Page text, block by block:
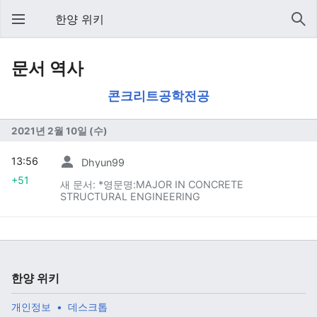
한양 위키
문서 역사
콘크리트공학전공
2021년 2월 10일 (수)
Dhyun99
새 문서: *영문명:MAJOR IN CONCRETE
STRUCTURAL ENGINEERING
13:56
+51
한양 위키
개인정보 데스크톱